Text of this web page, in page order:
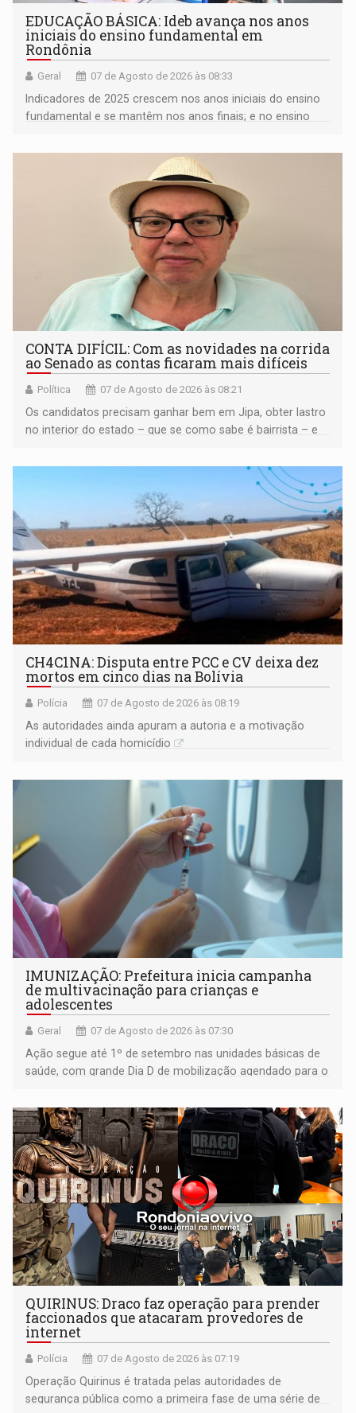
EDUCAÇÃO BÁSICA: Ideb avança nos anos
iniciais do ensino fundamental em
Rondônia
Geral 07 de Agosto de 2026 às 08:33
Indicadores de 2025 crescem nos anos iniciais do ensino
fundamental e se mantêm nos anos finais; e no ensino
CONTA DIFÍCIL: Com as novidades na corrida
ao Senado as contas ficaram mais difíceis
Política 07 de Agosto de 2026 às 08:21
Os candidatos precisam ganhar bem em Jipa, obter lastro
no interior do estado – que se como sabe é bairrista – e
garantir
CH4C1NA: Disputa entre PCC e CV deixa dez
mortos em cinco dias na Bolívia
Polícia 07 de Agosto de 2026 às 08:19
As autoridades ainda apuram a autoria e a motivação
individual de cada homicídio
IMUNIZAÇÃO: Prefeitura inicia campanha
de multivacinação para crianças e
adolescentes
Geral 07 de Agosto de 2026 às 07:30
Ação segue até 1º de setembro nas unidades básicas de
saúde, com grande Dia D de mobilização agendado para o
QUIRINUS: Draco faz operação para prender
faccionados que atacaram provedores de
internet
Polícia 07 de Agosto de 2026 às 07:19
Operação Quirinus é tratada pelas autoridades de
segurança pública como a primeira fase de uma série de